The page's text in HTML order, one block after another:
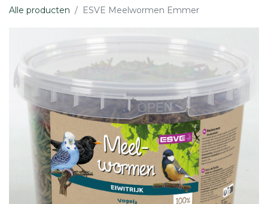
Alle producten ESVE Meelwormen Emmer